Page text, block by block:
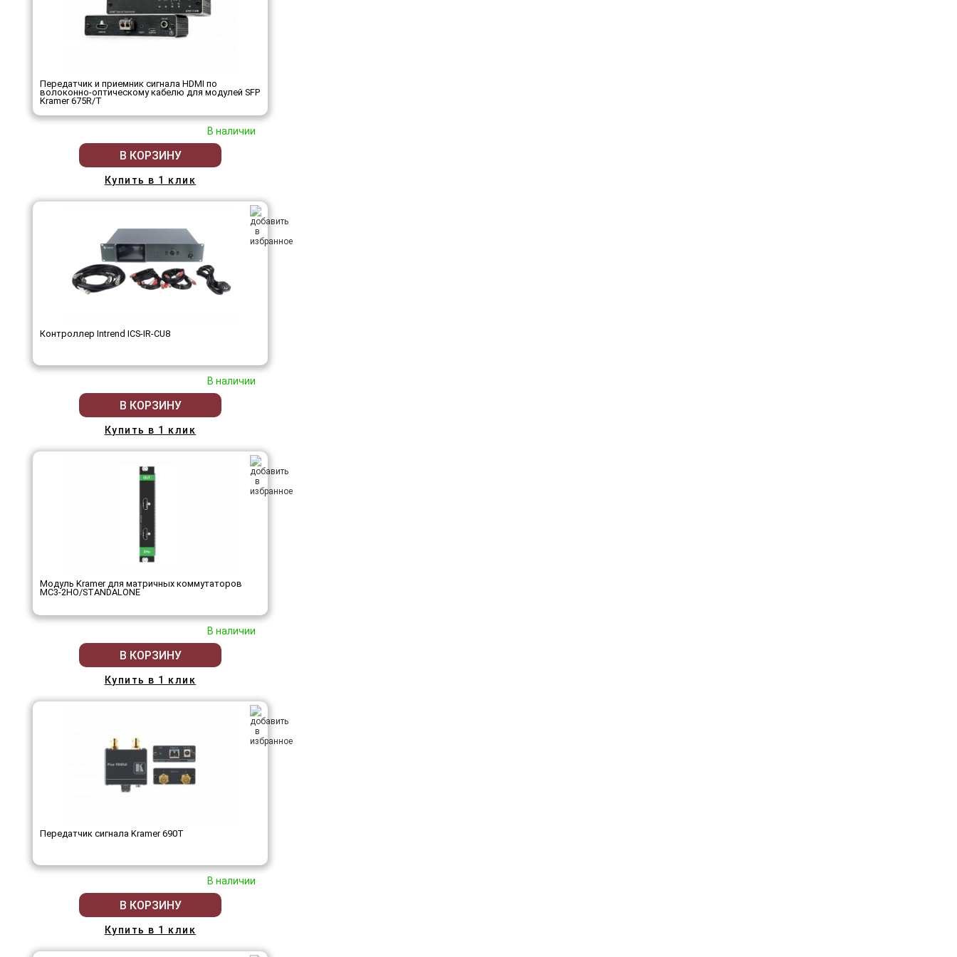
Передатчик и приемник сигнала HDMI по
волоконно-оптическому кабелю для модулей SFP
Kramer 675R/T
В наличии
В КОРЗИНУ
Купить в 1 клик
Контроллер Intrend ICS-IR-CU8
В наличии
В КОРЗИНУ
Купить в 1 клик
Модуль Kramer для матричных коммутаторов
MC3-2HO/STANDALONE
В наличии
В КОРЗИНУ
Купить в 1 клик
Передатчик сигнала Kramer 690T
В наличии
В КОРЗИНУ
Купить в 1 клик